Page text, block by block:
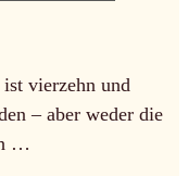
vierzehn und
– aber weder die
…